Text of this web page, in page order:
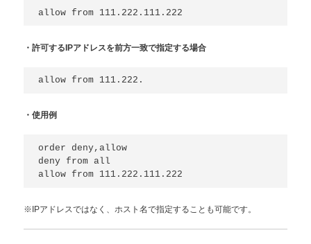
・許可するIPアドレスを前方一致で指定する場合
・使用例
order deny,allow
deny from all
※IPアドレスではなく、ホスト名で指定することも可能です。